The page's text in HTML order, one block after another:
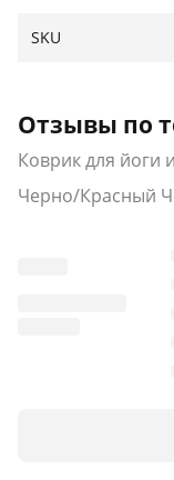
SKU
Отзывы по
Коврик для йоги
Черно/Красный